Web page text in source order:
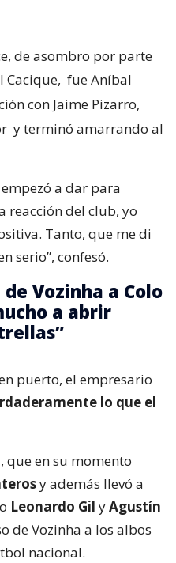
de asombro por parte
Cacique, fue Aníbal
con Jaime Pizarro,
y terminó amarrando al
a dar para
reacción del club, yo
Tanto, que me di
serio”, confesó.
Vozinha a Colo
a abrir
puerto, el empresario
lo que el
que en su momento
y además llevó a
Leonardo Gil yAgustín
de Vozinha a los albos
nacional.